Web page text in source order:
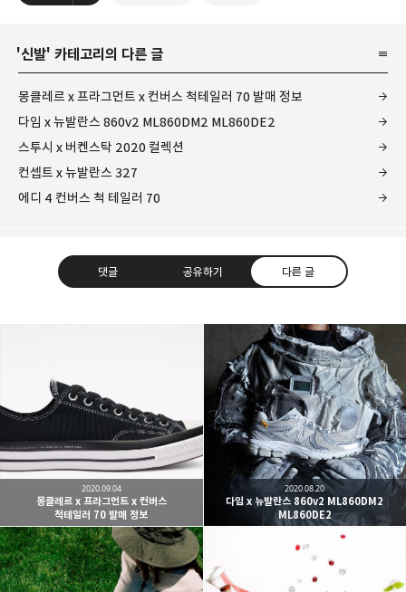
'신발' 카테고리의 다른 글
몽클레르 x 프라그먼트 x 컨버스 척테일러 70 발매 정보
다임 x 뉴발란스 860v2 ML860DM2 ML860DE2
스투시 x 버켄스탁 2020 컬렉션
컨셉트 x 뉴발란스 327
에디 4 컨버스 척 테일러 70
댓글 공유하기 다른 글
kjgsb
kjgsb 님의 블로그입니다.
구독하기
구독하기 카카오톡 라인 트위터
카카오스토리 밴드
몽클레르 x 프라그먼트 x 컨버스
척테일러 70 발매 정보
2020.09.04
다임 x 뉴발란스 860v2 ML860DM2
ML860DE2
2020.08.20